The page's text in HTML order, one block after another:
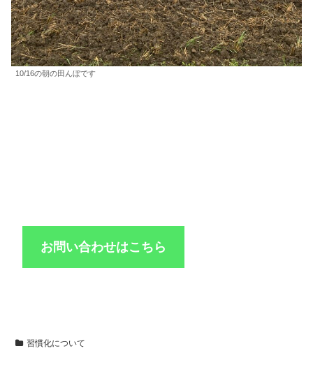
10/16の朝の田んぼです
お問い合わせはこちら
習慣化について